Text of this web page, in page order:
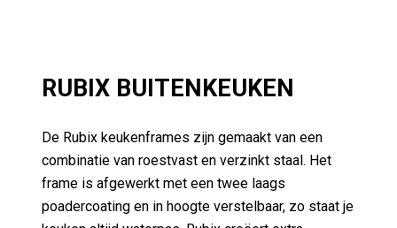
combinatie van roestvast en verzinkt staal. Het
frame is afgewerkt met een twee laags
poadercoating en in hoogte verstelbaar, zo staat je
keuken altijd waterpas. Rubix creëert extra